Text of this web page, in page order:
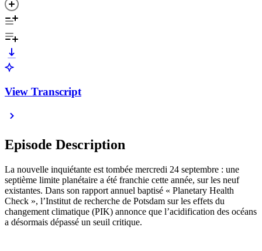
View Transcript
Episode Description
La nouvelle inquiétante est tombée mercredi 24 septembre : une
septième limite planétaire a été franchie cette année, sur les neuf
existantes. Dans son rapport annuel baptisé « Planetary Health
Check », l’Institut de recherche de Potsdam sur les effets du
changement climatique (PIK) annonce que l’acidification des océans
a désormais dépassé un seuil critique.